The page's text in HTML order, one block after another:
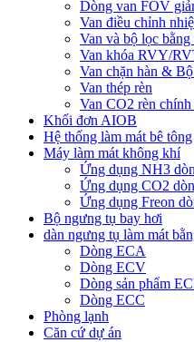
Dòng van FOV
Van điều chỉnh
Van và bộ lọc bằng
Van khóa RVY/
Van chặn hàn &
Van thép rèn
Van CO2 rèn chính
Khối đơn AIOB
Hệ thống làm mát bê tông
Máy làm mát không khí
Ứng dụng NH3
Ứng dụng CO2
Ứng dụng Freon
Bộ ngưng tụ bay hơi
dàn ngưng tụ làm mát
Dòng ECA
Dòng ECV
Dòng sản phẩm
Dòng ECC
Phòng lạnh
Căn cứ dự án